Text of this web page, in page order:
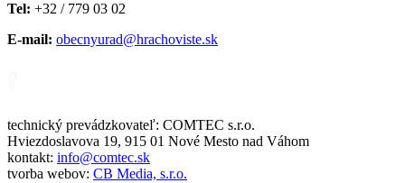
Tel: +32 / 779 03 02
E-mail: obecnyurad@hrachoviste.sk
technický prevádzkovateľ: COMTEC s.r.o.
Hviezdoslavova 19, 915 01 Nové Mesto nad Váhom
kontakt: info@comtec.sk
tvorba webov: CB Media, s.r.o.